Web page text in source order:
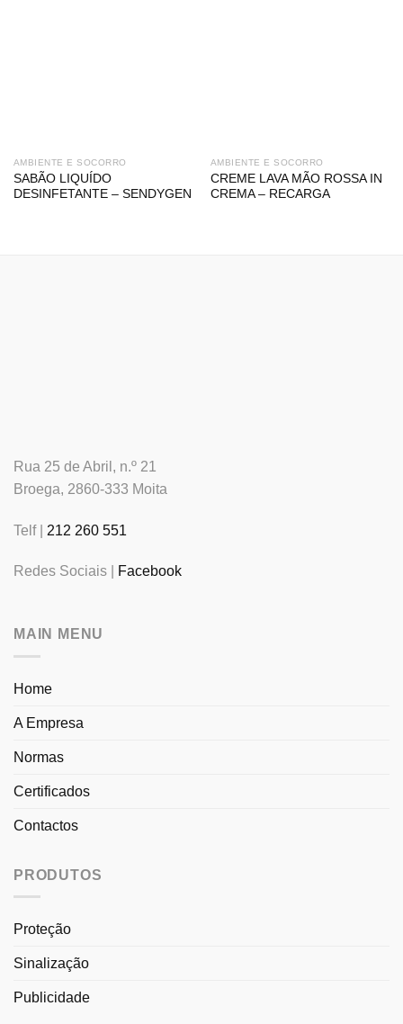
AMBIENTE E SOCORRO
SABÃO LIQUÍDO
DESINFETANTE – SENDYGEN
AMBIENTE E SOCORRO
CREME LAVA MÃO ROSSA IN
CREMA – RECARGA
Rua 25 de Abril, n.º 21
Broega, 2860-333 Moita
Telf | 212 260 551
Redes Sociais | Facebook
MAIN MENU
Home
A Empresa
Normas
Certificados
Contactos
PRODUTOS
Proteção
Sinalização
Publicidade